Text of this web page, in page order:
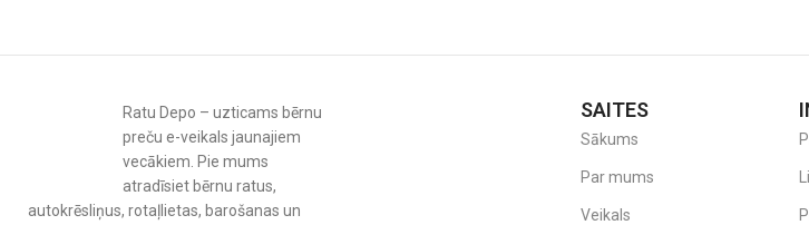
Ratu Depo – uzticams bērnu
preču e-veikals jaunajiem
vecākiem. Pie mums
atradīsiet bērnu ratus,
autokrēsliņus, rotaļlietas, barošanas un
SAITES
Sākums
Par mums
Veikals